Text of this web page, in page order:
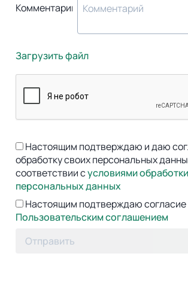
Комментарий
Загрузить файл
Настоящим подтверждаю и даю
обработку своих персональных
соответствии сусловиями обработки
персональных данных
Настоящим подтверждаю согласие
Пользовательским соглашением
Отправить